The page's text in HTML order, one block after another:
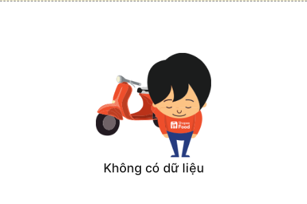
Không có dữ liệu